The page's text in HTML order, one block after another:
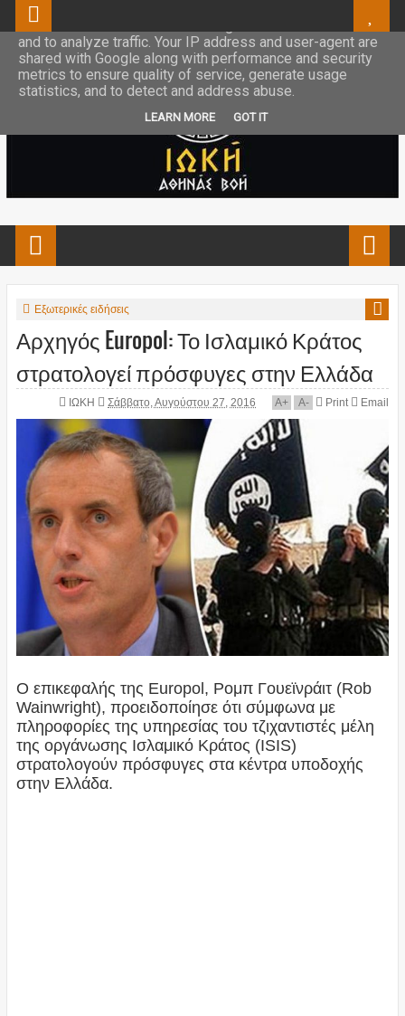
Εξωτερικές ειδήσεις
Αρχηγός Europol: Το Ισλαμικό Κράτος
στρατολογεί πρόσφυγες στην Ελλάδα
ΙΩΚΗ Σάββατο, Αυγούστου 27, 2016 A+ A- Print Email
Ο επικεφαλής της Europol, Ρομπ Γουεϊνράιτ (Rob
Wainwright), προειδοποίησε ότι σύμφωνα με
πληροφορίες της υπηρεσίας του τζιχαντιστές μέλη
της οργάνωσης Ισλαμικό Κράτος (ISIS)
στρατολογούν πρόσφυγες στα κέντρα υποδοχής
στην Ελλάδα.
This site uses cookies from Google to deliver its services
and to analyze traffic. Your IP address and user-agent are
shared with Google along with performance and security
metrics to ensure quality of service, generate usage
statistics, and to detect and address abuse.
LEARN MORE GOT IT